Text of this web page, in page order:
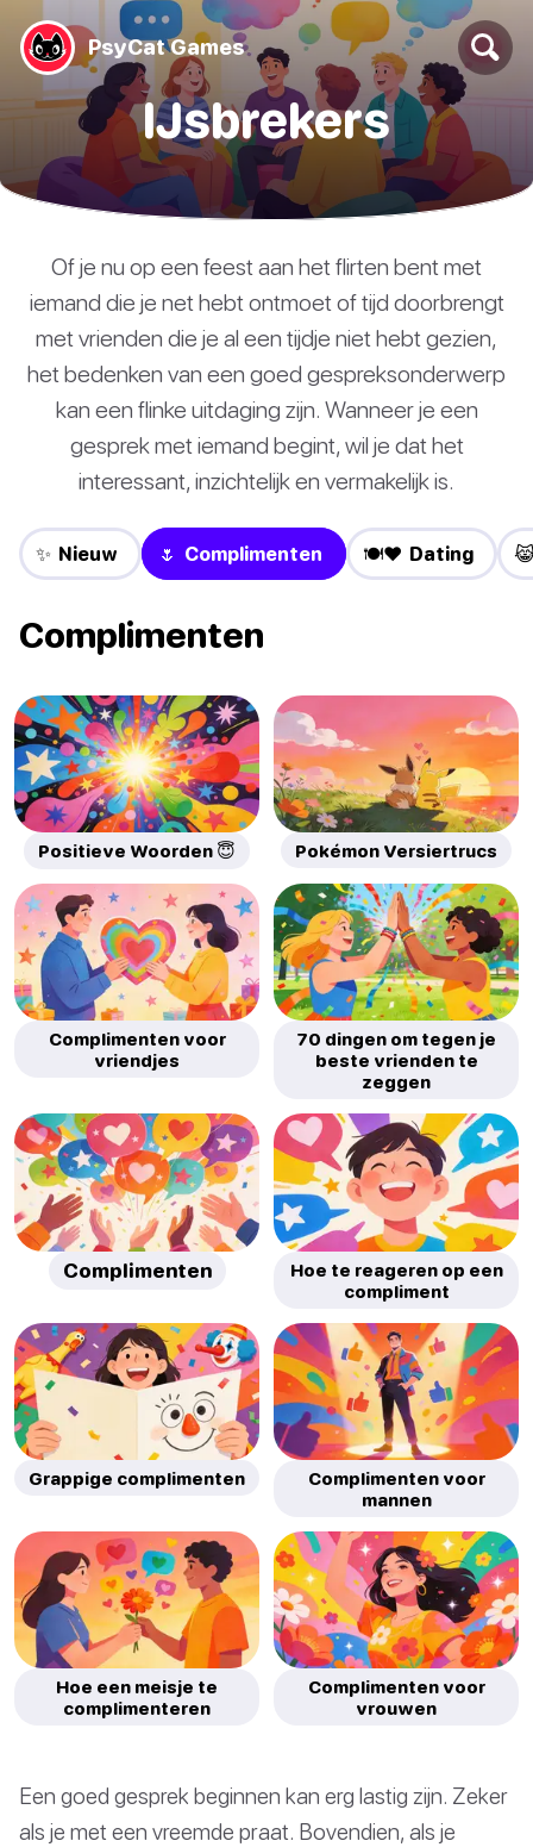
PsyCat Games
IJsbrekers
Of je nu op een feest aan het flirten bent met
iemand die je net hebt ontmoet of tijd doorbrengt
met vrienden die je al een tijdje niet hebt gezien,
het bedenken van een goed gespreksonderwerp
kan een flinke uitdaging zijn. Wanneer je een
gesprek met iemand begint, wil je dat het
interessant, inzichtelijk en vermakelijk is.
✨ Nieuw 🌷 Complimenten 🍽️❤️ Dating
Complimenten
Positieve Woorden 😇 Pokémon Versiertrucs
Complimenten voor
vriendjes
70 dingen om tegen je
beste vrienden te
zeggen
Complimenten
Hoe te reageren op een
compliment
Grappige complimenten
Complimenten voor
mannen
Hoe een meisje te
complimenteren
Complimenten voor
vrouwen
Een goed gesprek beginnen kan erg lastig zijn. Zeker
als je met een vreemde praat. Bovendien, als je